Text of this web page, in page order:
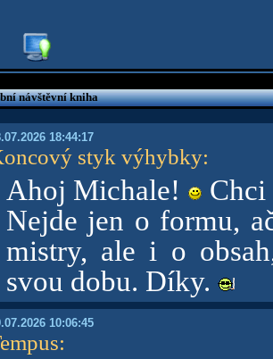
návštěvní kniha
18:44:17
styk výhybky:
Ahoj Michale!
Chci
Nejde jen o formu,
mistry, ale i o
svou dobu. Díky.
10:06:45
: